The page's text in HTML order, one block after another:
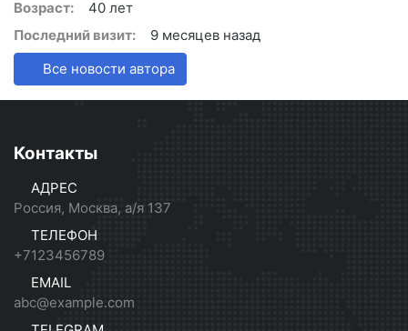
Возраст:
40 лет
Последний визит:
9 месяцев назад
Все новости автора
Контакты
АДРЕС
Россия, Москва, а/я 137
ТЕЛЕФОН
+7123456789
EMAIL
abc@example.com